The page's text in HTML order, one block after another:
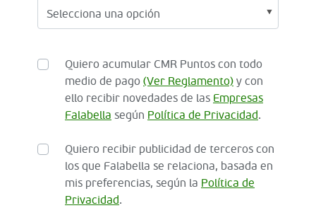
Quiero acumular CMR Puntos con todo
medio de pago (Ver Reglamento) y con
ello recibir novedades de las Empresas
Falabella según Política de Privacidad.
Quiero recibir publicidad de terceros con
los que Falabella se relaciona, basada en
mis preferencias, según la Política de
Privacidad.